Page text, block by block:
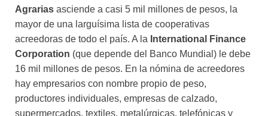
Agrarias asciende a casi 5 mil millones de pesos, la
mayor de una larguísima lista de cooperativas
acreedoras de todo el país. A la International Finance
Corporation (que depende del Banco Mundial) le debe
16 mil millones de pesos. En la nómina de acreedores
hay empresarios con nombre propio de peso,
productores individuales, empresas de calzado,
supermercados, textiles, metalúrgicas, telefónicas y